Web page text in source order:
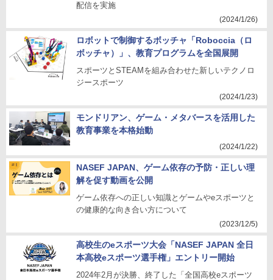
配信を実施
(2024/1/26)
ロボットで制御するボッチャ「Roboccia（ロ
ボッチャ）」、教育プログラムを全国展開
スポーツとSTEAMを組み合わせた新しいテクノロ
ジースポーツ
(2024/1/23)
モンドリアン、ゲーム・メタバースを活用した
教育事業を本格始動
(2024/1/22)
NASEF JAPAN、ゲーム依存の予防・正しい理
解を促す動画を公開
ゲーム依存への正しい知識とゲームやeスポーツと
の健康的な向き合い方について
(2023/12/5)
高校生のeスポーツ大会「NASEF JAPAN 全日
本高校eスポーツ選手権」エントリー開始
2024年2月が決勝、終了した「全国高校eスポーツ